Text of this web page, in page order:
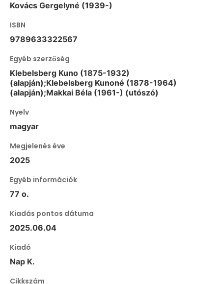
Kovács Gergelyné (1939-)
ISBN
9789633322567
Egyéb szerzőség
Klebelsberg Kuno (1875-1932)
(alapján);Klebelsberg Kunoné (1878-1964)
(alapján);Makkai Béla (1961-) (utószó)
Nyelv
magyar
Megjelenés éve
2025
Egyéb információk
77 o.
Kiadás pontos dátuma
2025.06.04
Kiadó
Nap K.
Cikkszám